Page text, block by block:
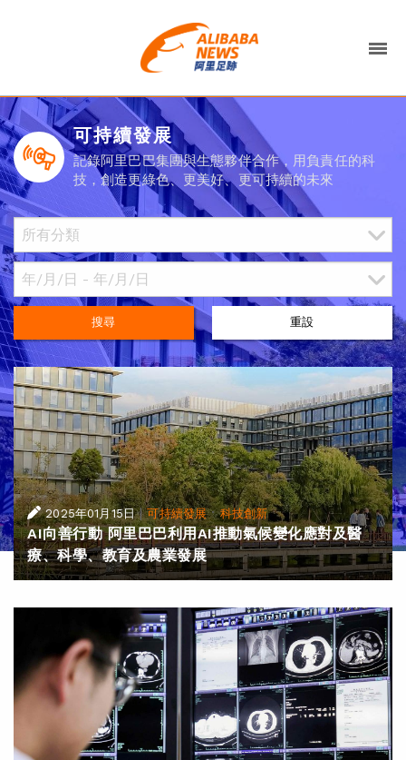
可持續發展
記錄阿里巴巴集團與生態夥伴合作，用負責任的科
技，創造更綠色、更美好、更可持續的未來
搜尋 重設
2025年01月15日 |可持續發展·科技創新
AI向善行動 阿里巴巴利用AI推動氣候變化應對及醫
療、科學、教育及農業發展